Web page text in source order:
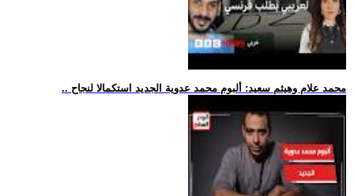
.. محمد علام وهيثم سعيد: ألبوم محمد عدوية الجديد استكمالا لنجاح